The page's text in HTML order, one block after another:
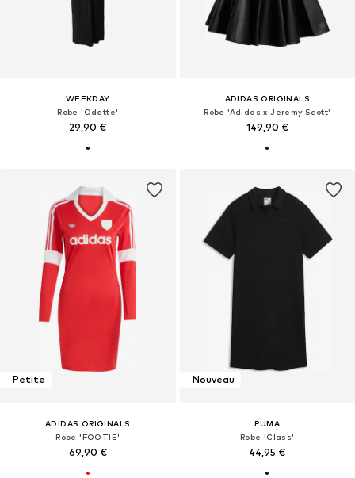
WEEKDAY
Robe 'Odette'
29,90 €
ADIDAS ORIGINALS
Robe 'Adidas x Jeremy Scott'
149,90 €
Petite
ADIDAS ORIGINALS
Robe 'FOOTIE'
69,90 €
Nouveau
PUMA
Robe 'Class'
44,95 €